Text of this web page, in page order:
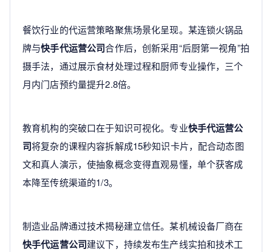
餐饮行业的代运营策略聚焦场景化呈现。某连锁火锅品
牌与快手代运营公司合作后，创新采用“后厨第一视角”拍
摄手法，通过展示食材处理过程和厨师专业操作，三个
月内门店预约量提升2.8倍。
教育机构的突破口在于知识可视化。专业快手代运营公
司将复杂的课程内容拆解成15秒知识卡片，配合动态图
文和真人演示，使抽象概念变得直观易懂，单个获客成
本降至传统渠道的1/3。
制造业品牌通过技术揭秘建立信任。某机械设备厂商在
快手代运营公司建议下，持续发布生产线实拍和技术工